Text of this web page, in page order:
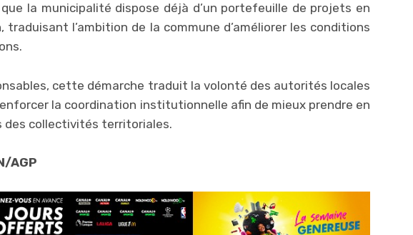
la municipalité dispose déjà d’un portefeuille de projets en
traduisant l’ambition de la commune d’améliorer les conditions
cette démarche traduit la volonté des autorités locales
la coordination institutionnelle afin de mieux prendre en
des collectivités territoriales.
AGP